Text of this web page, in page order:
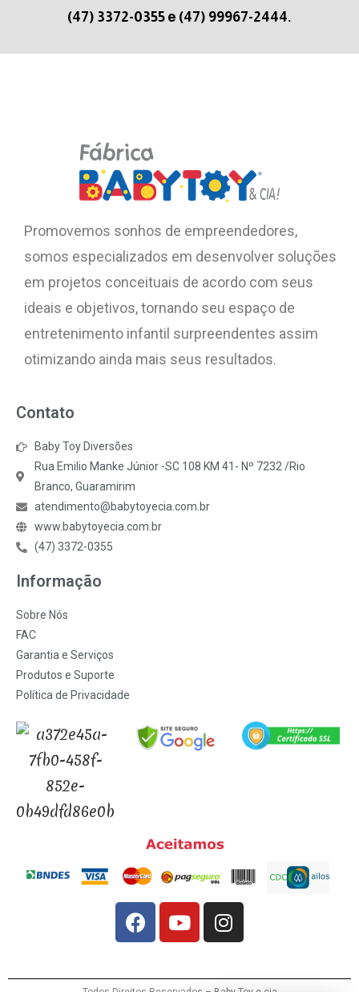
(47) 3372-0355 e (47) 99967-2444.
Promovemos sonhos de empreendedores,
somos especializados em desenvolver soluções
em projetos conceituais de acordo com seus
ideais e objetivos, tornando seu espaço de
entretenimento infantil surpreendentes assim
otimizando ainda mais seus resultados.
Contato
Baby Toy Diversões
Rua Emilio Manke Júnior -SC 108 KM 41- Nº 7232 /Rio
Branco, Guaramirim
atendimento@babytoyecia.com.br
www.babytoyecia.com.br
(47) 3372-0355
Informação
Sobre Nós
FAC
Garantia e Serviços
Produtos e Suporte
Política de Privacidade